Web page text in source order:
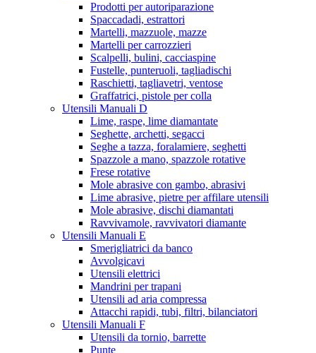
Prodotti per autoriparazione
Spaccadadi, estrattori
Martelli, mazzuole, mazze
Martelli per carrozzieri
Scalpelli, bulini, cacciaspine
Fustelle, punteruoli, tagliadischi
Raschietti, tagliavetri, ventose
Graffatrici, pistole per colla
Utensili Manuali D
Lime, raspe, lime diamantate
Seghette, archetti, segacci
Seghe a tazza, foralamiere, seghetti
Spazzole a mano, spazzole rotative
Frese rotative
Mole abrasive con gambo, abrasivi
Lime abrasive, pietre per affilare utensili
Mole abrasive, dischi diamantati
Ravvivamole, ravvivatori diamante
Utensili Manuali E
Smerigliatrici da banco
Avvolgicavi
Utensili elettrici
Mandrini per trapani
Utensili ad aria compressa
Attacchi rapidi, tubi, filtri, bilanciatori
Utensili Manuali F
Utensili da tornio, barrette
Punte